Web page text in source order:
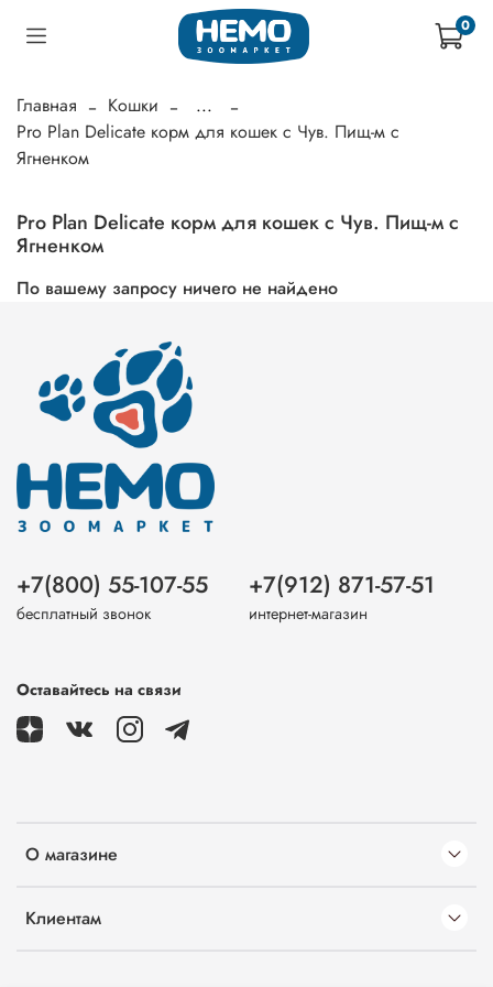
0
Главная Кошки
...
Pro Plan Delicate корм для кошек с Чув. Пищ-м с
Ягненком
Pro Plan Delicate корм для кошек с Чув. Пищ-м с
Ягненком
По вашему запросу ничего не найдено
О магазине
Клиентам
+7(800) 55-107-55
бесплатный звонок
+7(912) 871-57-51
интернет-магазин
Оставайтесь на связи